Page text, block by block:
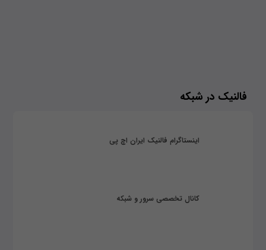
فالنیک در شبکه
اینستاگرام فالنیک ایران اچ پی
کانال تخصصی سرور و شبکه